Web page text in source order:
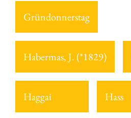
Gründonnerstag
Habermas, J. (*1829)
Haggai Hass